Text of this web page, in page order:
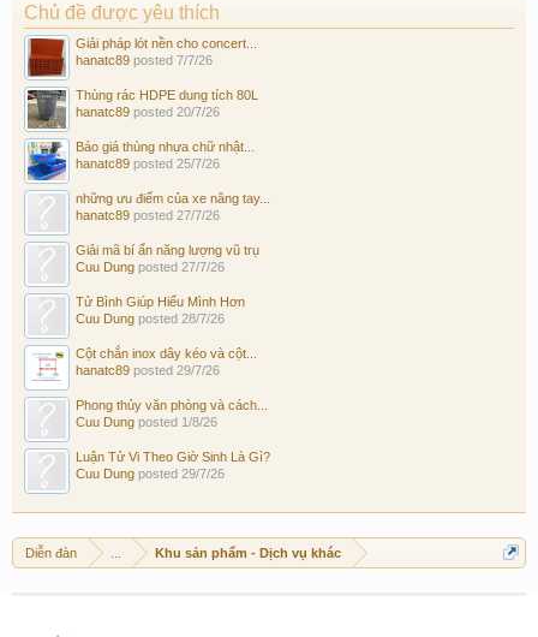
Chủ đề được yêu thích
Giải pháp lót nền cho concert...
hanatc89 posted 7/7/26
Thùng rác HDPE dung tích 80L
hanatc89 posted 20/7/26
Báo giá thùng nhựa chữ nhật...
hanatc89 posted 25/7/26
những ưu điểm của xe nâng tay...
hanatc89 posted 27/7/26
Giải mã bí ẩn năng lượng vũ trụ
Cuu Dung posted 27/7/26
Tử Bình Giúp Hiểu Mình Hơn
Cuu Dung posted 28/7/26
Cột chắn inox dây kéo và cột...
hanatc89 posted 29/7/26
Phong thủy văn phòng và cách...
Cuu Dung posted 1/8/26
Luận Tử Vi Theo Giờ Sinh Là Gì?
Cuu Dung posted 29/7/26
Diễn đàn Khu sản phẩm - Dịch vụ khác